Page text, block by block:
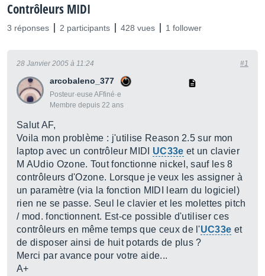
Contrôleurs MIDI
3 réponses 2 participants 428 vues 1 follower
arcobaleno_377
Posteur·euse AFfiné·e
Membre depuis 22 ans
28 Janvier 2005 à 11:24 #1
Salut AF,
Voila mon problème : j'utilise Reason 2.5 sur mon
laptop avec un contrôleur MIDI UC33e et un clavier
M AUdio Ozone. Tout fonctionne nickel, sauf les 8
contrôleurs d'Ozone. Lorsque je veux les assigner à
un paramètre (via la fonction MIDI learn du logiciel)
rien ne se passe. Seul le clavier et les molettes pitch
/ mod. fonctionnent. Est-ce possible d'utiliser ces
contrôleurs en même temps que ceux de l'UC33e et
de disposer ainsi de huit potards de plus ?
Merci par avance pour votre aide...
A+